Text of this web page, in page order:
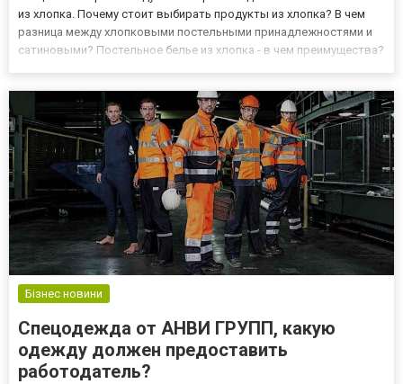
из хлопка. Почему стоит выбирать продукты из хлопка? В чем
разница между хлопковыми постельными принадлежностями и
сатиновыми? Постельное белье из хлопка - в чем преимущества?
Бізнес новини
Спецодежда от АНВИ ГРУПП, какую
одежду должен предоставить
работодатель?